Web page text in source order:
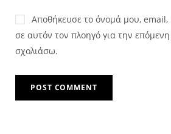
Αποθήκευσε το όνομά μου, email,
σε αυτόν τον πλοηγό για την
σχολιάσω.